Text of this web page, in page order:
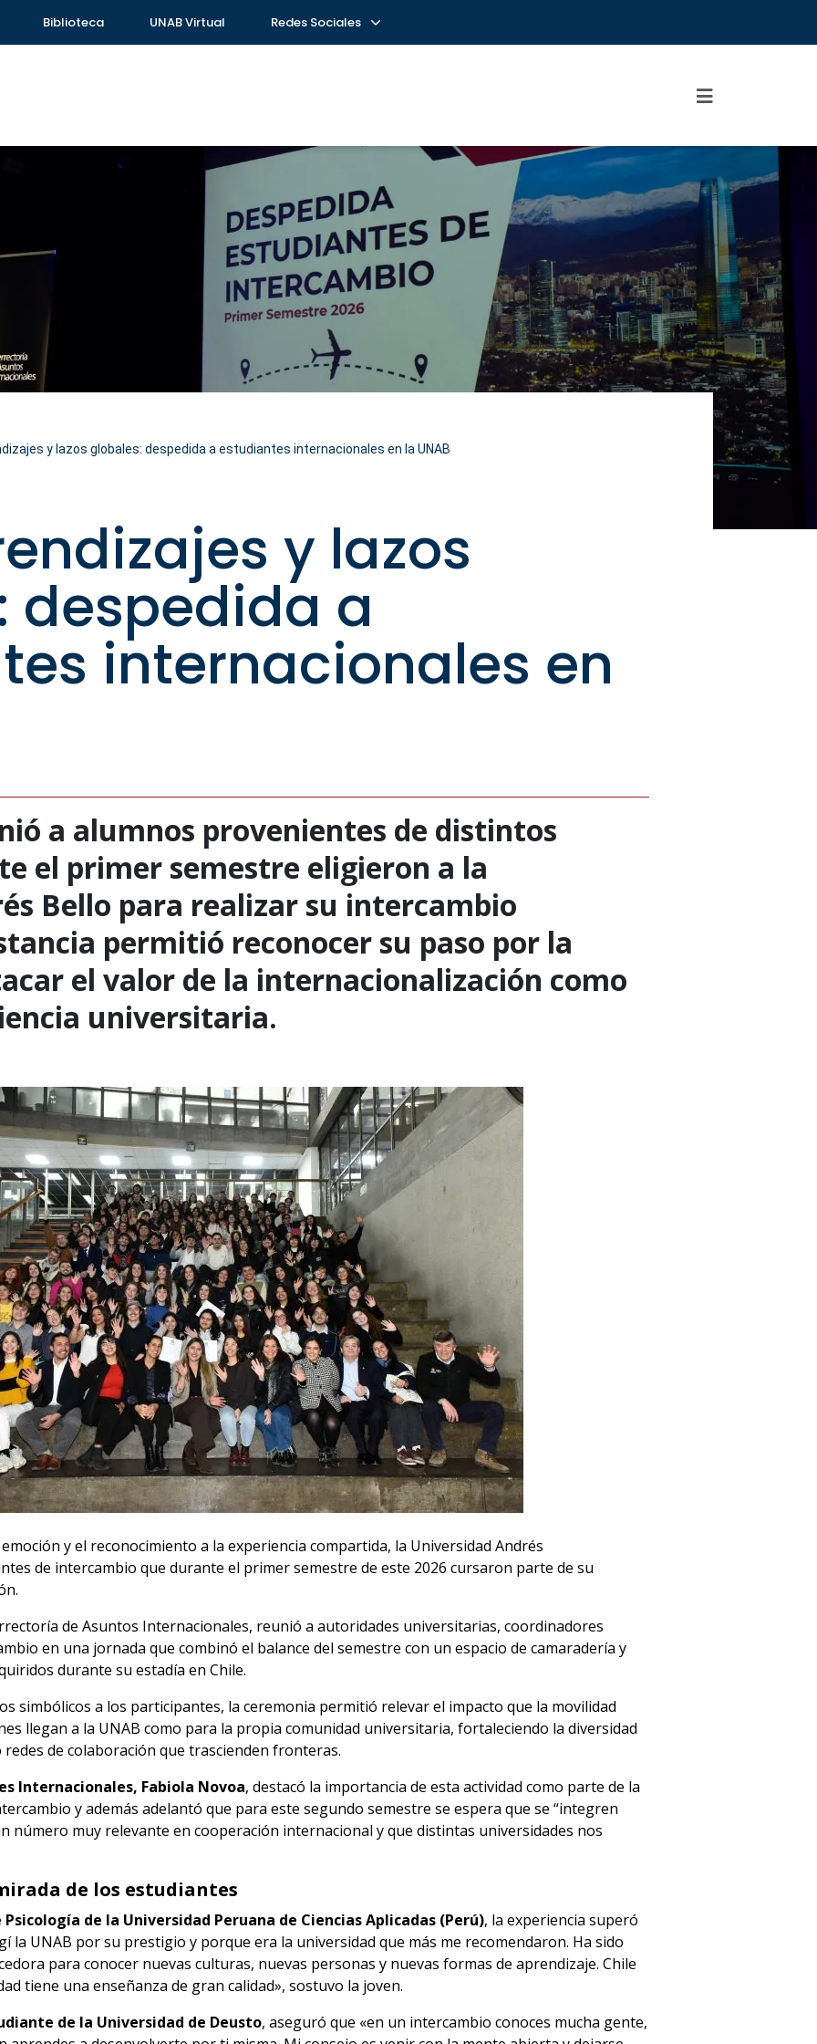
Biblioteca UNAB Virtual Redes Sociales
y lazos globales: despedida a estudiantes internacionales en la UNAB
y lazos
despedida a
internacionales en
a alumnos provenientes de distintos
el primer semestre eligieron a la
Bello para realizar su intercambio
permitió reconocer su paso por la
el valor de la internacionalización como
universitaria.
y el reconocimiento a la experiencia compartida, la Universidad Andrés
de intercambio que durante el primer semestre de este 2026 cursaron parte de su
de Asuntos Internacionales, reunió a autoridades universitarias, coordinadores
en una jornada que combinó el balance del semestre con un espacio de camaradería y
durante su estadía en Chile.
simbólicos a los participantes, la ceremonia permitió relevar el impacto que la movilidad
llegan a la UNAB como para la propia comunidad universitaria, fortaleciendo la diversidad
de colaboración que trascienden fronteras.
Internacionales, Fabiola Novoa, destacó la importancia de esta actividad como parte de la
y además adelantó que para este segundo semestre se espera que se “integren
número muy relevante en cooperación internacional y que distintas universidades nos
de los estudiantes
de la Universidad Peruana de Ciencias Aplicadas (Perú), la experiencia superó
la UNAB por su prestigio y porque era la universidad que más me recomendaron. Ha sido
para conocer nuevas culturas, nuevas personas y nuevas formas de aprendizaje. Chile
tiene una enseñanza de gran calidad», sostuvo la joven.
de la Universidad de Deusto, aseguró que «en un intercambio conoces mucha gente,